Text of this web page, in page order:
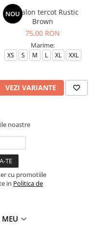
NOU
Pantalon tercot Rustic
Brown
75,00 RON
Marime:
XS S M L XL XXL
VEZI VARIANTE
noastre
cu promotiile
in Politica de